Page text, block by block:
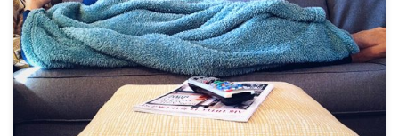
całe pojęcie jakoby cannabis był „bramą” do cięższych
narkotyków. Opierało się to na przyjęciu, że sama marihuana jest
w dużej mierze nieszkodliwa, ale nadal musi być niebezpieczna,
ponieważ prowadzi do cięższych narkotyków. […]